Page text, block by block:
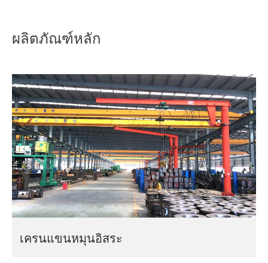
เกี่ยวกับเรา
ติดต่อเรา
เรามีสามรุ่น: เครนแขนหมุนอิสระ เครนแขน
ผลิตภัณฑ์หลัก
เครนแขนหมุนอิสระ